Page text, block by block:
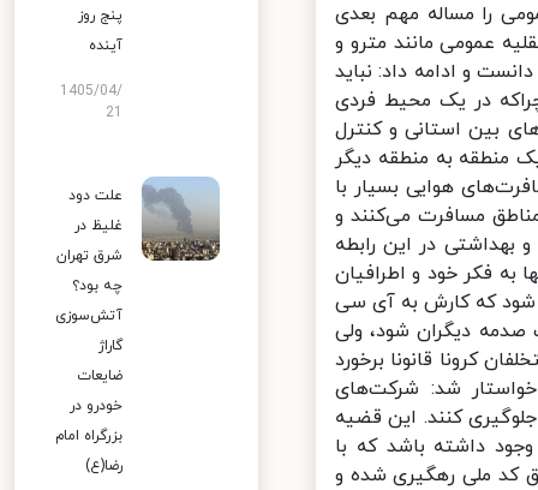
را مساله مهم بعدی
عمومی مانند مترو و
و ادامه داد: نباید
در یک محیط فردی
بین استانی و کنترل
منطقه به منطقه دیگر
هوایی بسیار با
مسافرت می‌کنند و
بهداشتی در این رابطه
فکر خود و اطرافیان
که کارش به آی سی
دیگران شود، ولی
کرونا قانونا برخورد
شد: شرکت‌های
کنند. این قضیه
داشته باشد که با
کد ملی رهگیری شده و
پنج روز
آینده
1405/04/
علت دود
غلیظ در
شرق تهران
چه بود؟
آتش‌سوزی
گاراژ
ضایعات
خودرو در
بزرگراه امام
رضا(ع)